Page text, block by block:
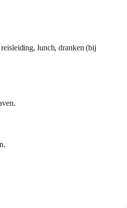
lunch, dranken (bij